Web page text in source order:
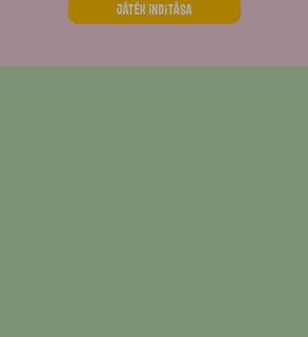
Játék indítása